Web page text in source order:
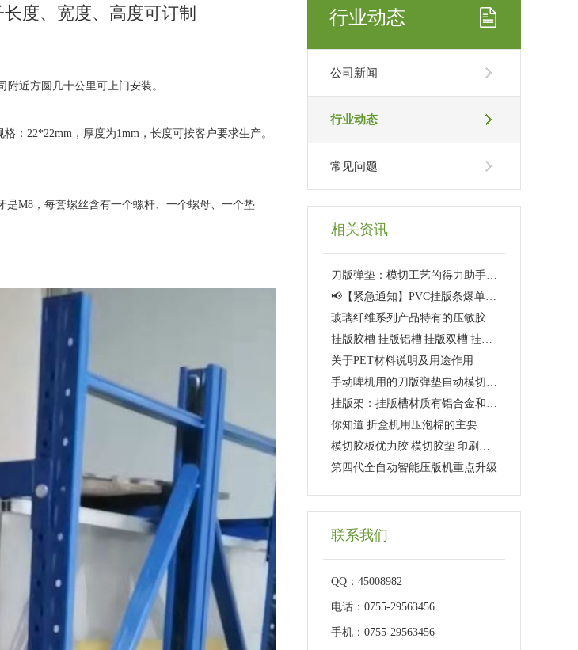
度、宽度、高度可订制
近方圆几十公里可上门安装。
：22*22mm，厚度为1mm，长度可按客户要求生产。
M8，每套螺丝含有一个螺杆、一个螺母、一个垫
行业动态
公司新闻
行业动态
常见问题
相关资讯
刀版弹垫：模切工艺的得力助手！！！
📢【紧急通知】PVC挂版条爆单预定中！工厂直发·库存告急·手慢无！
玻璃纤维系列产品特有的压敏胶使其具有优异的持久力和特殊性能,可以满足各种不同条件的使用需求
挂版胶槽 挂版铝槽 挂版双槽 挂版铝合金双槽 挂版PVC槽 挂版PVC双槽 挂板槽 挂板铝槽 挂板胶槽 挂板双槽 挂板PVC双槽 挂板PVC槽 挂板铝合金双槽
关于PET材料说明及用途作用
手动啤机用的刀版弹垫自动模切机用的有哪些区别
挂版架：挂版槽材质有铝合金和塑料的，可拆装，架子长度、宽度、高度可订制
你知道 折盒机用压泡棉的主要作用是什么吗？
模切胶板优力胶 模切胶垫 印刷机圆压圆模切刀 四联模切胶垫
第四代全自动智能压版机重点升级
联系我们
QQ：45008982
电话：0755-29563456
手机：0755-29563456